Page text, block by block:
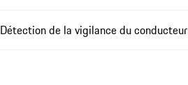
Détection de la vigilance du conducteur